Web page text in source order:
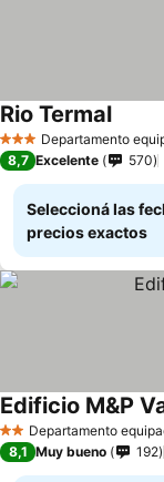
3 EstrellasDepartamento
Rio TermalVer
8,7 Excelente 570
Seleccioná las
precios exactos
2 EstrellasDepartamento
Edificio M&P
8,1 Muy bueno 192